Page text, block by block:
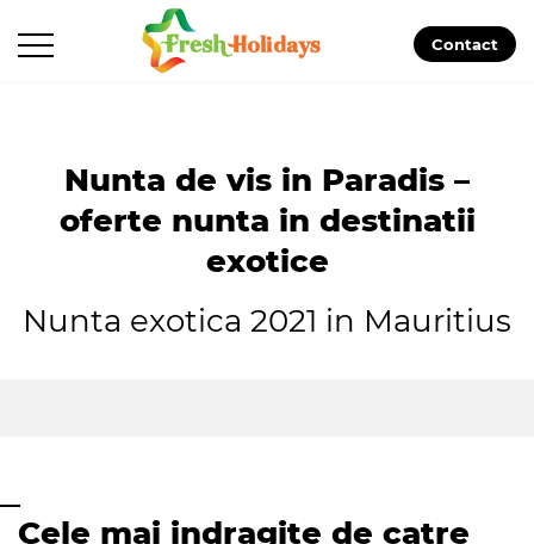
Contact
Nunta de vis in Paradis –
oferte nunta in destinatii
exotice
Nunta exotica 2021 in Mauritius
Cele mai indragite de catre